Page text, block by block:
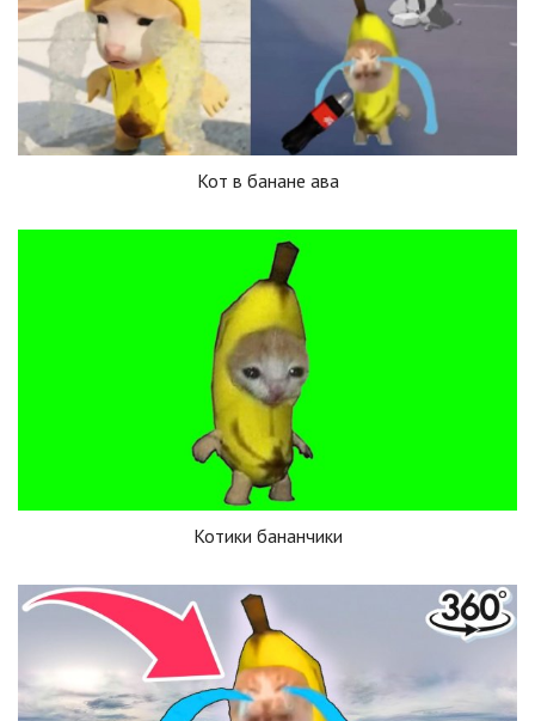
Кот в банане ава
Котики бананчики